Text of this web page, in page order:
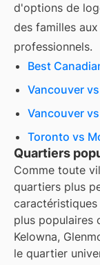
d'options de
des familles
professionnels.
Best
Vancouver
Vancouver
Toronto vs
Quartiers
Comme toute
quartiers plus
plus populaires
Kelowna,
le quartier